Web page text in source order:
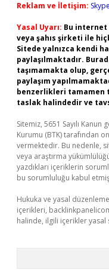
Reklam ve İletişim:
Yasal Uyarı: Bu
veya şahıs şirketi ile
Sitede yalnızca kendi
paylaşılmaktadır.
taşımamakta olup,
paylaşım
benzerlikleri tamamen
taslak halindedir ve
Sitemiz, 5651 Sayılı
Kurumu (BTK) tarafından
vermektedir. Bu nedenle,
veya araştırma
yazdıkları içeriklerin
bu sorumluluğu kabul etmiş
Hukuka ve yasal
içerikleri,
halinde, ilgili içerikler yasal